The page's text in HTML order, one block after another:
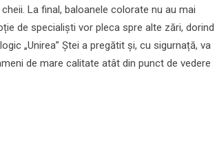
La final, baloanele colorate nu au mai
de specialiști vor pleca spre alte zări, dorind
„Unirea” Ștei a pregătit și, cu sigurnață, va
de mare calitate atât din punct de vedere